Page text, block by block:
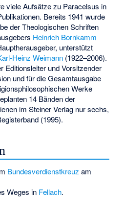
viele Aufsätze zu Paracelsus in
Bereits 1941 wurde
der Theologischen Schriften
Heinrich Bornkamm
unterstützt
Heinz Weimann (1922–2006).
Editionsleiter und Vorsitzender
und für die Gesamtausgabe
Werke
14 Bänden der
im Steiner Verlag nur sechs,
(1995).
Bundesverdienstkreuz am
Weges in Fellach.